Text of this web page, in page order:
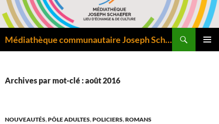
Aller
au
contenu
Médiathèque communautaire Joseph Schaefer de Bitche – Pôle départemental de lecture publique
Archives par mot-clé : août 2016
NOUVEAUTÉS,PÔLE ADULTES,POLICIERS,ROMANS